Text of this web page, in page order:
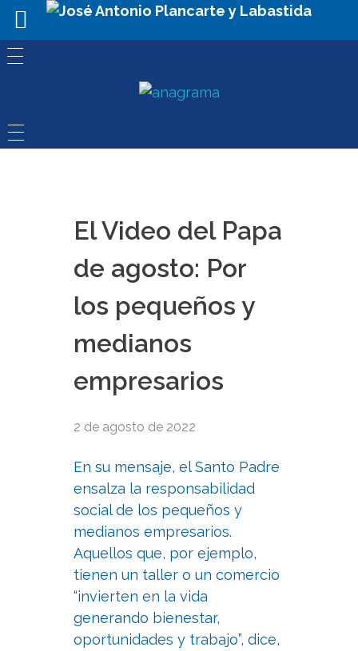
El Video del Papa
de agosto: Por
los pequeños y
medianos
empresarios
2 de agosto de 2022
En su mensaje, el Santo Padre
ensalza la responsabilidad
social de los pequeños y
medianos empresarios.
Aquellos que, por ejemplo,
tienen un taller o un comercio
“invierten en la vida
generando bienestar,
oportunidades y trabajo”, dice,